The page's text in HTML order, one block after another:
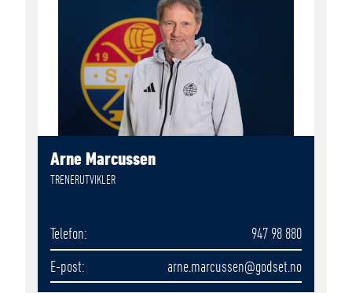
Arne Marcussen
TRENERUTVIKLER
Telefon
947 98 880
E-post
arne.marcussen@godset.no